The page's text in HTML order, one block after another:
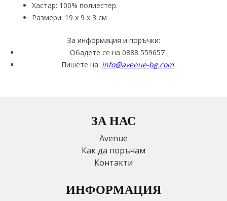
Хастар: 100% полиестер.
Размери: 19 х 9 х 3 см
За информация и поръчки:
Обадете се на 0888 559657
Пишете на: info@avenue-bg.com
ЗА НАС
Avenue
Как да поръчам
Контакти
ИНФОРМАЦИЯ